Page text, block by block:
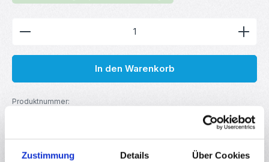
Zustimmung Details Über Cookies
Produkt Anzahl: Gib den gewünschten Wert ein
In den Warenkorb
Produktnummer:
MakerMind